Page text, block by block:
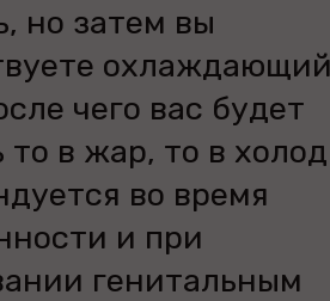
но затем вы
чего вас будет
то в жар, то в
во время
и при
генитальным